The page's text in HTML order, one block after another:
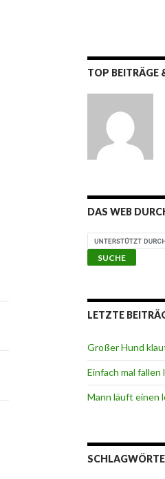
TOP BEITRÄGE
DAS WEB
LETZTE
Großer Hund
Einfach mal fallen
Mann läuft einen